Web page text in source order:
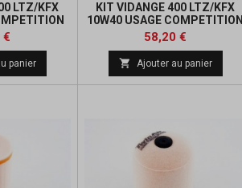
LTZ/KFX
€
base
panier
KIT VIDANGE 400 LTZ/KFX
10W40 USAGE COMPETITION
Prix
58,20 €
base
 Ajouter au panier